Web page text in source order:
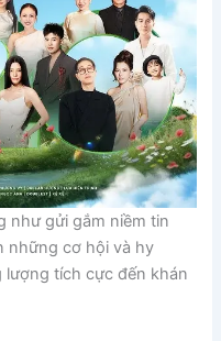
như gửi gắm niềm tin
những cơ hội và hy
tích cực đến khán